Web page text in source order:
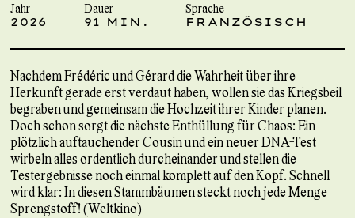
Jahr
2026
Dauer
91 MIN.
Sprache
FRANZÖSISCH
Nachdem Frédéric und Gérard die Wahrheit über ihre
Herkunft gerade erst verdaut haben, wollen sie das Kriegsbeil
begraben und gemeinsam die Hochzeit ihrer Kinder planen.
Doch schon sorgt die nächste Enthüllung für Chaos: Ein
plötzlich auftauchender Cousin und ein neuer DNA-Test
wirbeln alles ordentlich durcheinander und stellen die
Testergebnisse noch einmal komplett auf den Kopf. Schnell
wird klar: In diesen Stammbäumen steckt noch jede Menge
Sprengstoff! (Weltkino)